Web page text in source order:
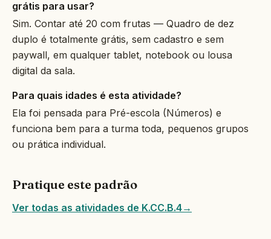
grátis para usar?
Sim. Contar até 20 com frutas — Quadro de dez
duplo é totalmente grátis, sem cadastro e sem
paywall, em qualquer tablet, notebook ou lousa
digital da sala.
Para quais idades é esta atividade?
Ela foi pensada para Pré-escola (Números) e
funciona bem para a turma toda, pequenos grupos
ou prática individual.
Pratique este padrão
Ver todas as atividades de K.CC.B.4→